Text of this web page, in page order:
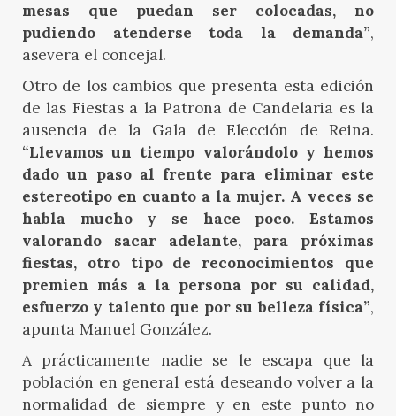
mesas que puedan ser colocadas, no
pudiendo atenderse toda la demanda”,
asevera el concejal.
Otro de los cambios que presenta esta edición
de las Fiestas a la Patrona de Candelaria es la
ausencia de la Gala de Elección de Reina.
“Llevamos un tiempo valorándolo y hemos
dado un paso al frente para eliminar este
estereotipo en cuanto a la mujer. A veces se
habla mucho y se hace poco. Estamos
valorando sacar adelante, para próximas
fiestas, otro tipo de reconocimientos que
premien más a la persona por su calidad,
esfuerzo y talento que por su belleza física”,
apunta Manuel González.
A prácticamente nadie se le escapa que la
población en general está deseando volver a la
normalidad de siempre y en este punto no